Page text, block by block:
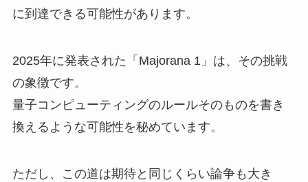
に到達できる可能性があります。
2025年に発表された「Majorana 1」は、その挑戦
の象徴です。
量子コンピューティングのルールそのものを書き
換えるような可能性を秘めています。
ただし、この道は期待と同じくらい論争も大き